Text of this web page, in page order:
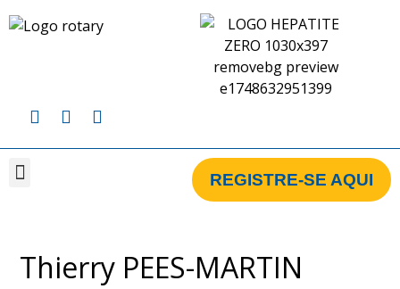
REGISTRE-SE AQUI
Thierry PEES-MARTIN